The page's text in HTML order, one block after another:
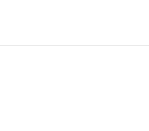
van circa 115 m²